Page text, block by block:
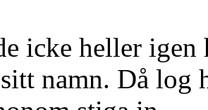
icke heller igen
namn. Då log